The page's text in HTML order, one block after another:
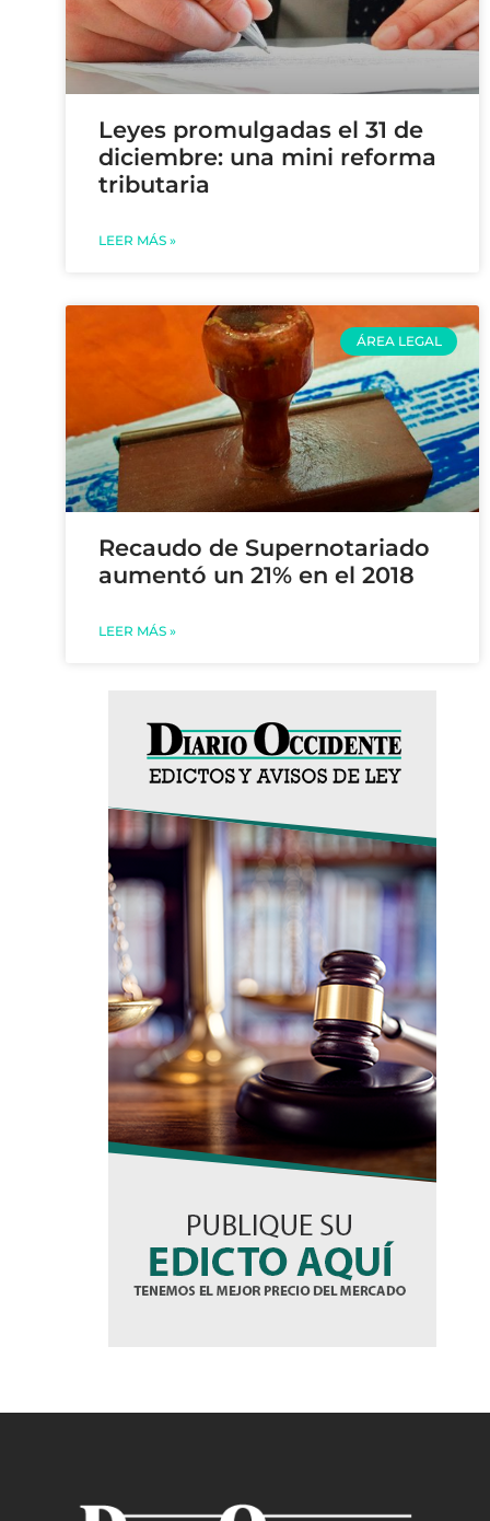
Leyes promulgadas el 31 de
diciembre: una mini reforma
tributaria
LEER MÁS »
ÁREA LEGAL
Recaudo de Supernotariado
aumentó un 21% en el 2018
LEER MÁS »